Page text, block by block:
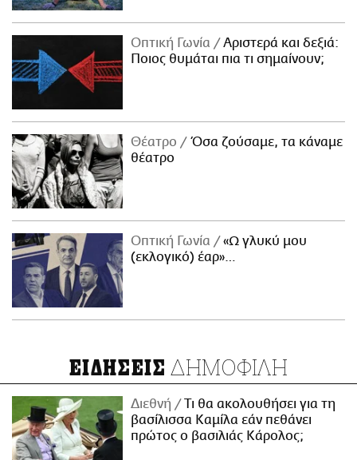
Οπτική Γωνία
Αριστερά και δεξιά:
Ποιος θυμάται πια τι σημαίνουν;
Θέατρο
Όσα ζούσαμε, τα κάναμε
θέατρο
Οπτική Γωνία
«Ω γλυκύ μου
(εκλογικό) έαρ»…
ΕΙΔΗΣΕΙΣ ΔΗΜΟΦΙΛΗ
Διεθνή
Τι θα ακολουθήσει για τη
βασίλισσα Καμίλα εάν πεθάνει
πρώτος ο βασιλιάς Κάρολος;